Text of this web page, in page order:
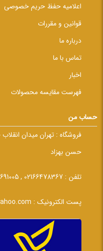
اعلامیه حفظ حریم خصوصی
قوانین و مقررات
درباره ما
تماس با ما
اخبار
فهرست مقایسه محصولات
حساب من
فروشگاه : تهران میدان
حسن بهزاد
تلفن : 02166478367 , 09201691005
پست الکترونیک :